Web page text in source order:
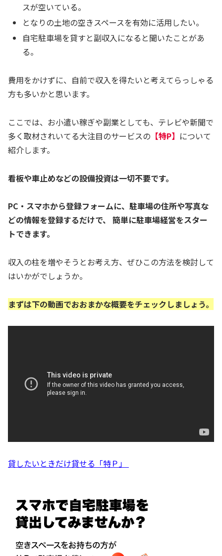
スが空いている。
となりの土地の空きスペースを有効に活用したい。
自宅駐車場を貸すと副収入になると聞いたことがあ
る。
費用をかけずに、自前で収入を得たいと考えてらっしゃる
方も多いかと思います。
ここでは、お小遣い稼ぎや副業としても、テレビや新聞で
多く取材されいてる大注目のサービスの 【特P】 について
紹介します。
看板や車止めなどの設備投資は一切不要です。
PC・スマホから登録フォームに、駐車場の住所や写真な
どの情報を登録するだけで、 簡単に駐車場経営をスター
トできます。
収入の柱を増やそうとお考え方、ぜひこの方法を検討して
はいかがでしょうか。
まずは下の動画でおおまかな概要をチェックしましょう。
貸したいときだけ貸せる「特Ｐ」